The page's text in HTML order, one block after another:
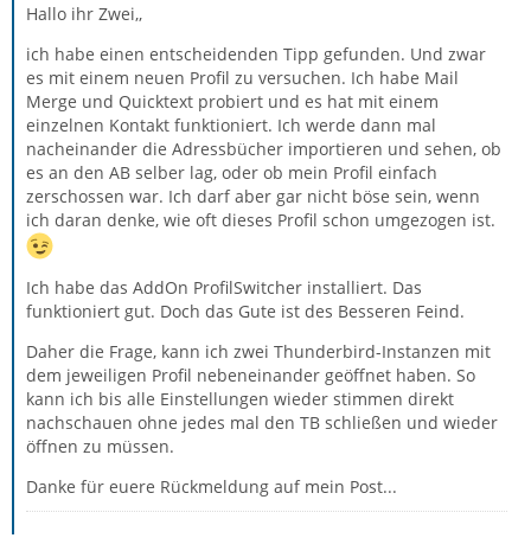
Hallo ihr Zwei,,
ich habe einen entscheidenden Tipp gefunden. Und zwar
es mit einem neuen Profil zu versuchen. Ich habe Mail
Merge und Quicktext probiert und es hat mit einem
einzelnen Kontakt funktioniert. Ich werde dann mal
nacheinander die Adressbücher importieren und sehen, ob
es an den AB selber lag, oder ob mein Profil einfach
zerschossen war. Ich darf aber gar nicht böse sein, wenn
ich daran denke, wie oft dieses Profil schon umgezogen ist.
Ich habe das AddOn ProfilSwitcher installiert. Das
funktioniert gut. Doch das Gute ist des Besseren Feind.
Daher die Frage, kann ich zwei Thunderbird-Instanzen mit
dem jeweiligen Profil nebeneinander geöffnet haben. So
kann ich bis alle Einstellungen wieder stimmen direkt
nachschauen ohne jedes mal den TB schließen und wieder
öffnen zu müssen.
Danke für euere Rückmeldung auf mein Post...